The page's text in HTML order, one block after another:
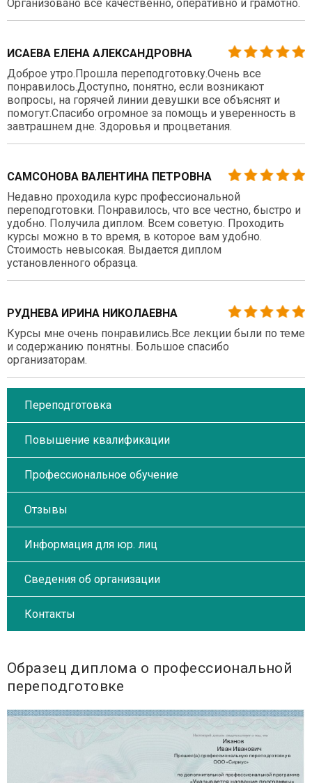
Организовано все качественно, оперативно и грамотно.
ИСАЕВА ЕЛЕНА АЛЕКСАНДРОВНА
Доброе утро.Прошла переподготовку.Очень все
понравилось.Доступно, понятно, если возникают
вопросы, на горячей линии девушки все объяснят и
помогут.Спасибо огромное за помощь и уверенность в
завтрашнем дне. Здоровья и процветания.
САМСОНОВА ВАЛЕНТИНА ПЕТРОВНА
Недавно проходила курс профессиональной
переподготовки. Понравилось, что все честно, быстро и
удобно. Получила диплом. Всем советую. Проходить
курсы можно в то время, в которое вам удобно.
Стоимость невысокая. Выдается диплом
установленного образца.
РУДНЕВА ИРИНА НИКОЛАЕВНА
Курсы мне очень понравились.Все лекции были по теме
и содержанию понятны. Большое спасибо
организаторам.
Переподготовка
Повышение квалификации
Профессиональное обучение
Отзывы
Информация для юр. лиц
Сведения об организации
Контакты
Образец диплома о профессиональной
переподготовке